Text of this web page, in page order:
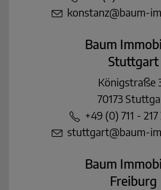
konstanz@baum-
Baum
Stuttgart
Königstraße
70173
+49 (0) 711 -
stuttgart@baum-
Baum
Freiburg